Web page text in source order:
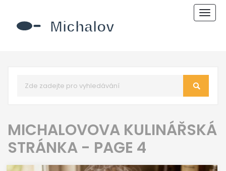
MICHALOVOVA KULINÁŘSKÁ
STRÁNKA - PAGE 4